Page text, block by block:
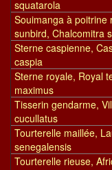
squatarola
Souimanga à poitrine
sunbird, Chalcomitra
Sterne caspienne,
caspia
Sterne royale, Royal
maximus
Tisserin gendarme,
cucullatus
Tourterelle maillée,
senegalensis
Tourterelle rieuse,